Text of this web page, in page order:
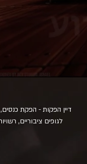
דיין הפקות - הפקת
לגופים ציבוריים,